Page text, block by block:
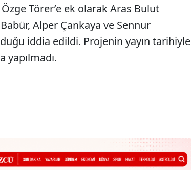
Törer’e ek olarak Aras Bulut
Alper Çankaya ve Sennur
iddia edildi. Projenin yayın tarihiyle
yapılmadı.